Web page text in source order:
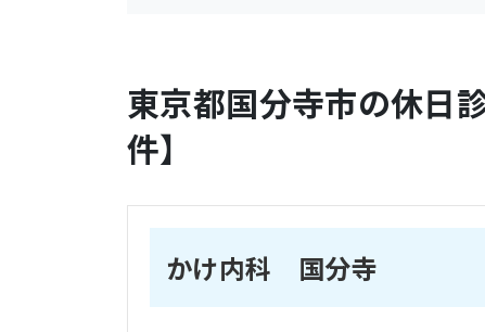
東京都国分寺市の休日
件】
かけ内科 国分寺